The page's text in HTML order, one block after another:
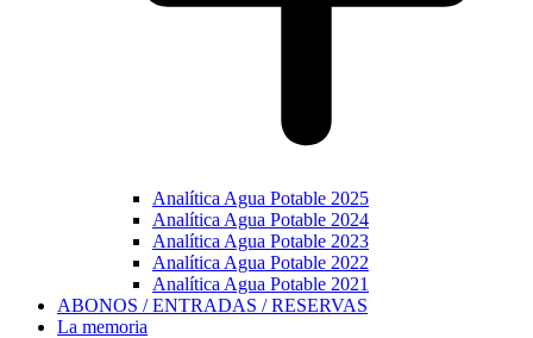
Analítica Agua Potable 2025
Analítica Agua Potable 2024
Analítica Agua Potable 2023
Analítica Agua Potable 2022
Analítica Agua Potable 2021
ABONOS / ENTRADAS / RESERVAS
La memoria